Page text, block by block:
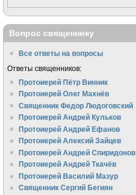
Вопрос священнику
Все ответы на вопросы
Ответы священников:
Протоиерей Пётр Винник
Протоиерей Олег Махнёв
Священник Федор Людоговский
Протоиерей Андрей Кульков
Протоиерей Андрей Ефанов
Протоиерей Алексий Зайцев
Протоиерей Андрей Спиридонов
Протоиерей Андрей Ткачёв
Протоиерей Василий Мазур
Священник Сергий Бегиян